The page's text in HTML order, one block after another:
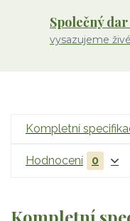
Společný
vysazujeme
Kompletní
Hodnocení 0
Kompletní